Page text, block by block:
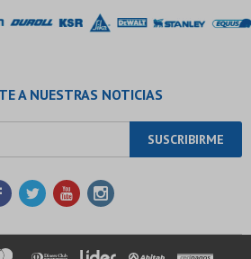
A NUESTRAS NOTICIAS
SUSCRIBIRME
  